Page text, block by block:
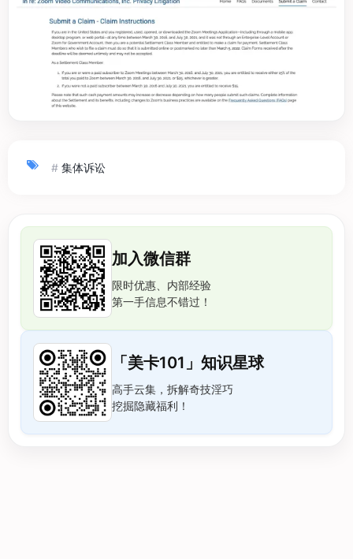
# 集体诉讼
加入微信群
限时优惠、内部经验
第一手信息不错过！
「美卡101」知识星球
高手云集，拆解奇技淫巧
挖掘隐藏福利！